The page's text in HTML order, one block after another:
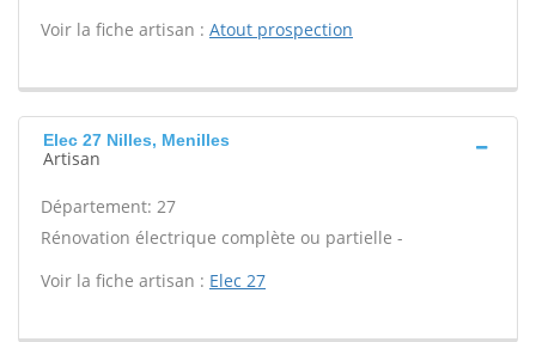
Voir la fiche artisan : Atout prospection
Elec 27 Nilles, Menilles
Artisan
Département: 27
Rénovation électrique complète ou partielle -
Voir la fiche artisan : Elec 27